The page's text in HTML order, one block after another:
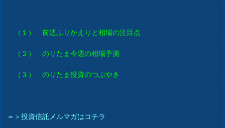
（１） 前週ふりかえりと相場の注目点
（２） のりたま今週の相場予測
（３） のりたま投資のつぶやき
＝＞投資信託メルマガはコチラ